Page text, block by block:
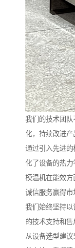
我们的技术团
化，持续改进产
通过引入先进
化了设备的热
模温机在能效方
诚信服务赢得市
我们始终坚持
的技术支持和售
从设备选型建